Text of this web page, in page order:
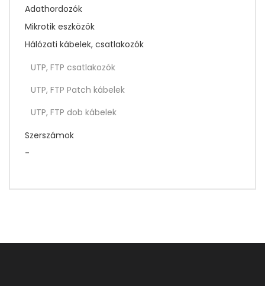
Adathordozók
Mikrotik eszközök
Hálózati kábelek, csatlakozók
UTP, FTP csatlakozók
UTP, FTP Patch kábelek
UTP, FTP dob kábelek
Szerszámok
-